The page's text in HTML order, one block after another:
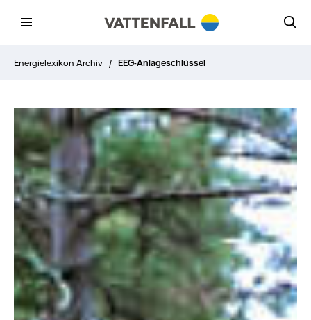
Energielexikon Archiv / EEG-Anlageschlüssel